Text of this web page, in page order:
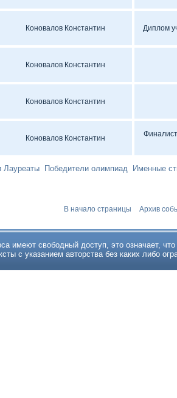
Коновалов Константин Диплом
Коновалов Константин
Коновалов Константин
Коновалов Константин
Лауреаты Победители олимпиад Именные
В начало страницы Архив
имеют свободный доступ, это означает,
с указанием авторства без каких либо